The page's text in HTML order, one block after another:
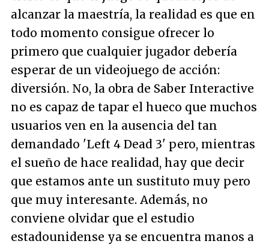
alcanzar la maestría, la realidad es que en
todo momento consigue ofrecer lo
primero que cualquier jugador debería
esperar de un videojuego de acción:
diversión. No, la obra de Saber Interactive
no es capaz de tapar el hueco que muchos
usuarios ven en la ausencia del tan
demandado 'Left 4 Dead 3' pero, mientras
el sueño de hace realidad, hay que decir
que estamos ante un sustituto muy pero
que muy interesante. Además, no
conviene olvidar que el estudio
estadounidense ya se encuentra manos a